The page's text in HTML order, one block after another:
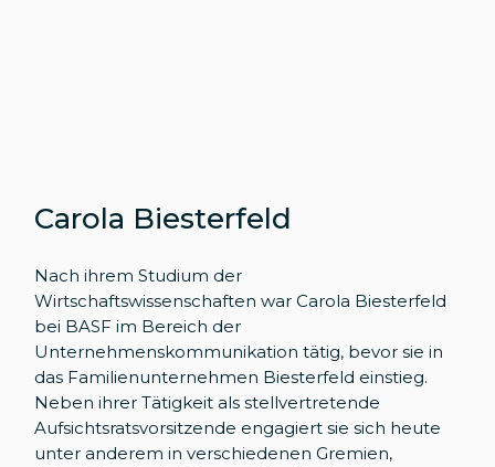
Carola Biesterfeld
Nach ihrem Studium der
Wirtschaftswissenschaften war Carola Biesterfeld
bei BASF im Bereich der
Unternehmenskommunikation tätig, bevor sie in
das Familienunternehmen Biesterfeld einstieg.
Neben ihrer Tätigkeit als stellvertretende
Aufsichtsratsvorsitzende engagiert sie sich heute
unter anderem in verschiedenen Gremien,